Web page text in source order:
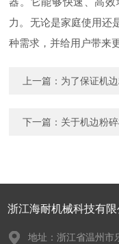
力。无论是家庭使用还
种需求，并给用户带来
上一篇： 为了保证机
下一篇： 关于机边粉
浙江海耐机械科技有限
地址：浙江省温州市